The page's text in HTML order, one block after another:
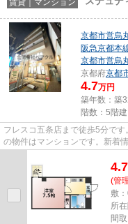
賃貸｜マンション
京都市営烏
阪急京都本
京都市営烏
京都府京都
4.7万円
築年数：築
階数：5階建
フレスコ五条店まで徒歩5分で
の物件はマンションです。新着
4.7
(管
敷
所
間